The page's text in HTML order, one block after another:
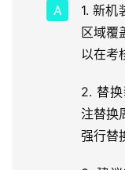
1. 新机
区域覆
以在考
2. 替
注替换
强行替